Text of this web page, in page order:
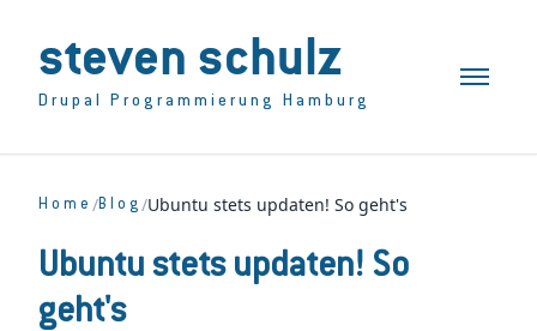
steven schulz
Drupal Programmierung Hamburg
Toggle
Home /Blog /Ubuntu stets updaten! So geht's
Ubuntu stets updaten! So
geht's